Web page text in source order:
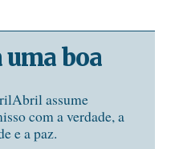
boa
assume
com a verdade, a
e a paz.